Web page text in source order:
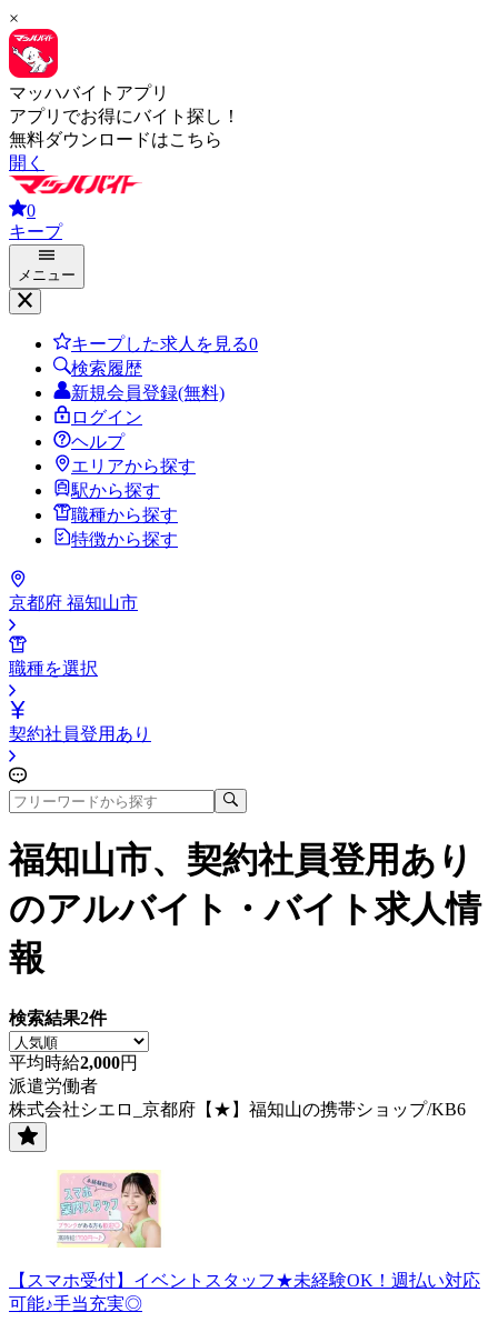
×
マッハバイトアプリ
アプリでお得にバイト探し！
無料ダウンロードはこちら
開く
0
キープ
メニュー
キープした求人を見る0
検索履歴
新規会員登録(無料)
ログイン
ヘルプ
エリアから探す
駅から探す
職種から探す
特徴から探す
京都府 福知山市
職種を選択
契約社員登用あり
福知山市、契約社員登用あり
のアルバイト・バイト求人情
報
検索結果2件
平均時給2,000円
派遣労働者
株式会社シエロ_京都府【★】福知山の携帯ショップ/KB6
【スマホ受付】イベントスタッフ★未経験OK！週払い対応
可能♪手当充実◎